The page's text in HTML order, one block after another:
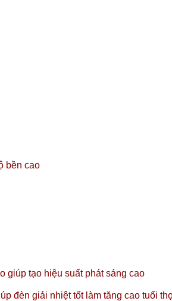
bền cao
giúp tạo hiệu suất phát sáng cao
đèn giải nhiệt tốt làm tăng cao tuổi